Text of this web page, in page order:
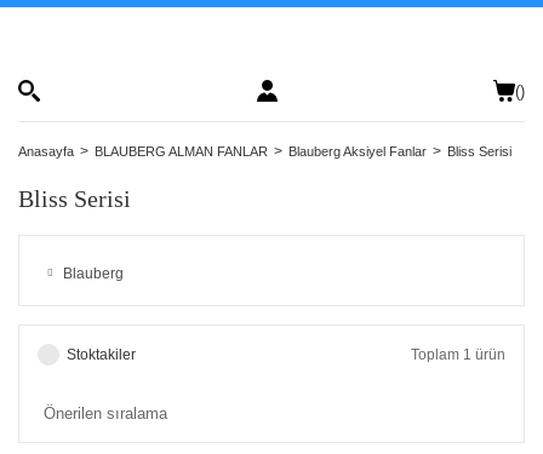
()
Anasayfa BLAUBERG ALMAN FANLAR Blauberg Aksiyel Fanlar Bliss Serisi
Bliss Serisi
Blauberg
Stoktakiler Toplam 1 ürün